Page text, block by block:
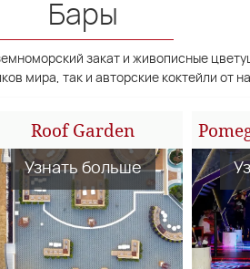
Бары
закат и живописные
мира, так и авторские коктейли от
Roof Garden
Узнать больше